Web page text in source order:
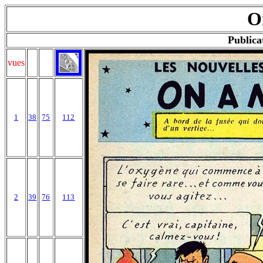
vues
1 38 75 112
2 39 76 113